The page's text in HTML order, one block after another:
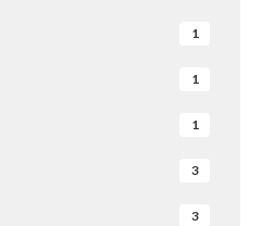
1
1
1
3
3